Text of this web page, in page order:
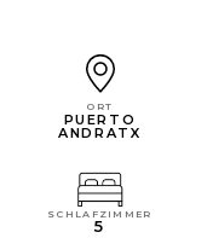
ORT
PUERTO
ANDRATX
SCHLAFZIMMER
5